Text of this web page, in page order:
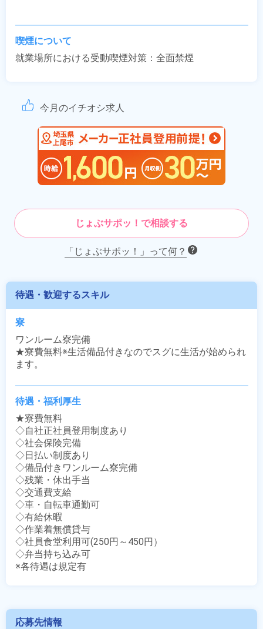
喫煙について
就業場所における受動喫煙対策：全面禁煙
今月のイチオシ求人
じょぶサポッ！で相談する
「じょぶサポッ！」って何？
待遇・歓迎するスキル
寮
ワンルーム寮完備
★寮費無料※生活備品付きなのでスグに生活が始められ
ます。
待遇・福利厚生
★寮費無料
◇自社正社員登用制度あり
◇社会保険完備
◇日払い制度あり
◇備品付きワンルーム寮完備
◇残業・休出手当
◇交通費支給
◇車・自転車通勤可
◇有給休暇
◇作業着無償貸与
◇社員食堂利用可(250円～450円）
◇弁当持ち込み可
※各待遇は規定有
応募先情報